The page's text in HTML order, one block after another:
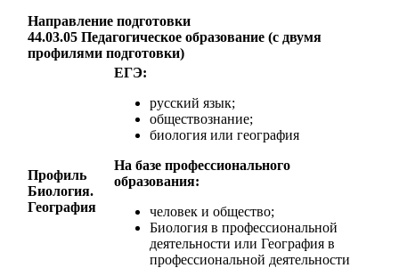
Направление подготовки
44.03.05 Педагогическое образование (с двумя
профилями подготовки)
Профиль
Биология.
География
ЕГЭ:
русский язык;
обществознание;
биология или география
На базе профессионального
образования:
человек и общество;
Биология в профессиональной
деятельности или География в
профессиональной деятельности